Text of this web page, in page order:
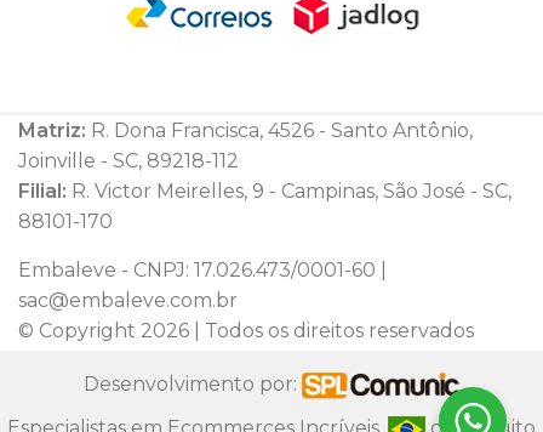
Matriz: R. Dona Francisca, 4526 - Santo Antônio,
Joinville - SC, 89218-112
Filial: R. Victor Meirelles, 9 - Campinas, São José - SC,
88101-170
Embaleve - CNPJ: 17.026.473/0001-60 |
sac@embaleve.com.br
© Copyright 2026 | Todos os direitos reservados
Desenvolvimento por: